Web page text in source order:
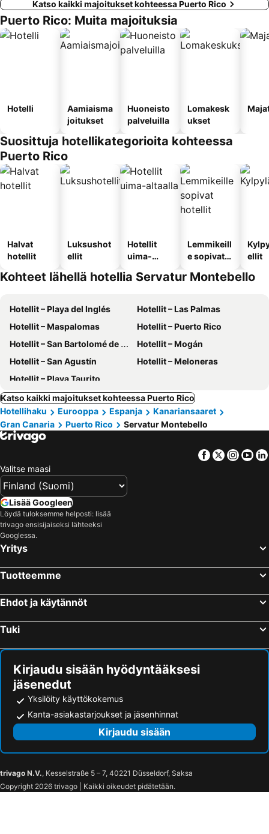
Katso kaikki majoitukset kohteessa Puerto Rico
Puerto Rico: Muita majoituksia
Hotelli
Aamiaisma
joitukset
Huoneisto
palveluilla
Lomakesk
ukset
Suosittuja hotellikategorioita kohteessa
Puerto Rico
Halvat
hotellit
Luksushot
ellit
Hotellit
uima-
Lemmikeill
e sopivat
ellit
Kohteet lähellä hotellia Servatur Montebello
Hotellit – Playa del Inglés
Hotellit – Las Palmas
Hotellit – Maspalomas
Hotellit – Puerto Rico
Hotellit – San Bartolomé de Tirajana
Hotellit – Mogán
Hotellit – San Agustín
Hotellit – Meloneras
Hotellit – Playa Taurito
Katso kaikki majoitukset kohteessa Puerto Rico
Hotellihaku
Eurooppa Espanja
Kanariansaaret
Gran Canaria
Puerto Rico Servatur Montebello
Facebook
Twitter
Valitse maasi
Lisää Googleen
Löydä tuloksemme helposti: lisää
trivago ensisijaiseksi lähteeksi
Googlessa.
Yritys
Tuotteemme
Ehdot ja käytännöt
Tuki
Kirjaudu sisään hyödyntääksesi
jäsenedut
Yksilöity käyttökokemus
Kanta-asiakastarjoukset ja jäsenhinnat
Kirjaudu sisään
trivago N.V., Kesselstraße 5 – 7, 40221 Düsseldorf, Saksa
Copyright 2026 trivago | Kaikki oikeudet pidätetään.